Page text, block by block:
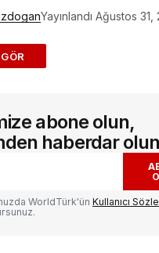
Yayınlandı Ağustos 31,
yayınlanmayacak.
abone olun,
haberdar
WorldTürk'ün Kullanıcı